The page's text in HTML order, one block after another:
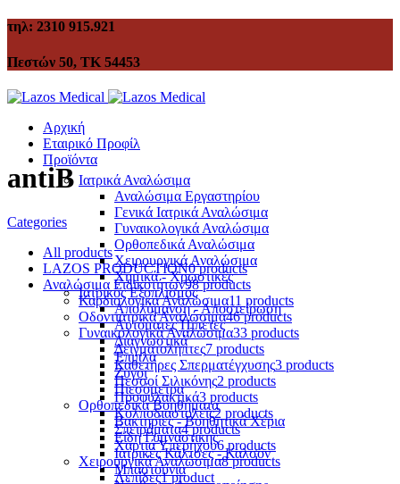
τηλ: 2310 915.921
Πεστών 50, ΤΚ 54453
Αρχική
Εταιρικό Προφίλ
Προϊόντα
Ιατρικά Αναλώσιμα
Αναλώσιμα Εργαστηρίου
Γενικά Ιατρικά Αναλώσιμα
Γυναικολογικά Αναλώσιμα
Ορθοπεδικά Αναλώσιμα
Χειρουργικά Αναλώσιμα
Χημικά - Χρωστικές
Ιατρικός Εξοπλισμός
Απολύμανση - Αποστείρωση
Αυτόματες Πιπέτες
Διαγνωστικά
Έπιπλα
Ζυγοί
Πιεσόμετρα
Ορθοπεδικά Βοηθήματα
Βακτηρίες - Βοηθητικά Χέρια
Είδη Γυμναστικής
Ιατρικές Κάλτσες - Καλσόν
Μπαστούνια
antiB
Categories
All products
LAZOS PRODUCTION0 products
Αναλώσιμα Ειδικοτήτων98 products
Καρδιολογικά Αναλώσιμα11 products
Οδοντιατρικά Αναλώσιμα46 products
Γυναικολογικά Αναλώσιμα33 products
Δειγματολήπτες7 products
Καθετήρες Σπερματέγχυσης3 products
Πεσσοί Σιλικόνης2 products
Προφυλακτικά3 products
Κολποδιαστολείς2 products
Σπειράματα4 products
Χαρτιά Υπερήχου6 products
Χειρουργικά Αναλώσιμα8 products
Λεπίδες1 product